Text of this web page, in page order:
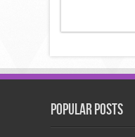
Popular Posts